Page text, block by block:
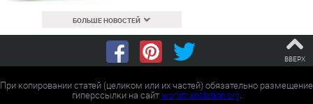
БОЛЬШЕ НОВОСТЕЙ
ВВЕРХ
При копировании статей (целиком или их частей) обязательно размещение
гиперссылки на сайтworldtranslation.org.